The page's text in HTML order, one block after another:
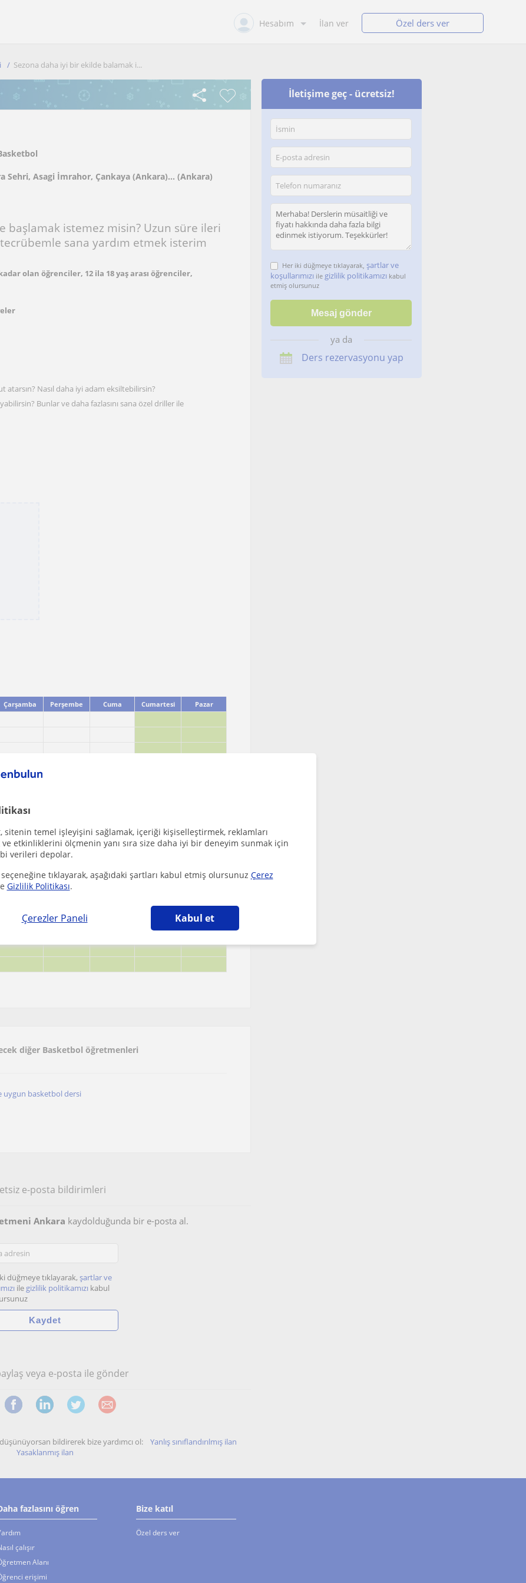
sitenin temel işleyişini sağlamak, içeriği kişiselleştirmek, reklamları
etkinliklerini ölçmenin yanı sıra size daha iyi bir deneyim sunmak için
verileri depolar.
tıklayarak, aşağıdaki şartları kabul etmiş olursunuz Çerez
Gizlilik Politikası.
Çerezler Paneli Kabul et
Hesabım İlan ver Özel ders ver
Sezona daha iyi bir ekilde balamak i...
Sehri, Asagi İmrahor, Çankaya (Ankara)... (Ankara)
başlamak istemez misin? Uzun süre ileri
sana yardım etmek isterim
olan öğrenciler, 12 ila 18 yaş arası öğrenciler,
atarsın? Nasıl daha iyi adam eksiltebilirsin?
Bunlar ve daha fazlasını sana özel driller ile
Çarşamba Perşembe Cuma Cumartesi
Pazar
diğer Basketbol öğretmenleri
uygun basketbol dersi
e-posta bildirimleri
Ankara kaydolduğunda bir e-posta al.
düğmeye tıklayarak, şartlar ve
ile gizlilik politikamızı kabul
veya e-posta ile gönder
bildirerek bize yardımcı ol: Yanlış sınıflandırılmış ilan
Yasaklanmış ilan
İletişime geç - ücretsiz!
Her iki düğmeye tıklayarak, şartlar ve
koşullarımızı ile gizlilik politikamızı kabul
etmiş olursunuz
ya da
Ders rezervasyonu yap
fazlasını öğren
çalışır
Alanı
erişimi
Bize katıl
Özel ders ver